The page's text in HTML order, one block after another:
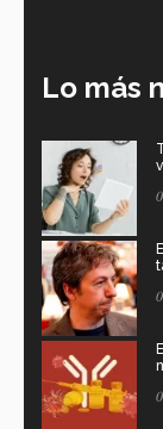
Lo más